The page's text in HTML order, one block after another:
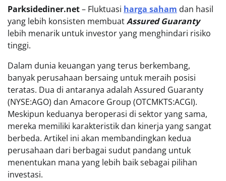
Parksidediner.net– Fluktuasi harga saham dan hasil
yang lebih konsisten membuatAssured Guaranty
lebih menarik untuk investor yang menghindari risiko
tinggi.
Dalam dunia keuangan yang terus berkembang,
banyak perusahaan bersaing untuk meraih posisi
teratas. Dua di antaranya adalah Assured Guaranty
(NYSE:AGO) dan Amacore Group (OTCMKTS:ACGI).
Meskipun keduanya beroperasi di sektor yang sama,
mereka memiliki karakteristik dan kinerja yang sangat
berbeda. Artikel ini akan membandingkan kedua
perusahaan dari berbagai sudut pandang untuk
menentukan mana yang lebih baik sebagai pilihan
investasi.